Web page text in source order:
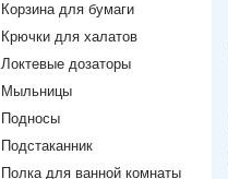
Корзина для бумаги
Крючки для халатов
Локтевые дозаторы
Мыльницы
Подносы
Подстаканник
Полка для ванной комнаты